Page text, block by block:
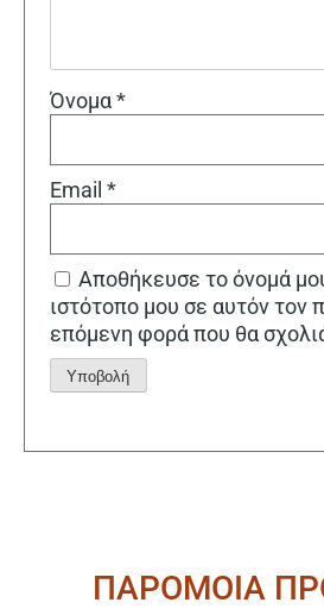
Όνομα*
Email *
Αποθήκευσε το όνομά
ιστότοπο μου σε αυτόν τον
επόμενη φορά που θα
ΠΑΡΟΜΟΙΑ